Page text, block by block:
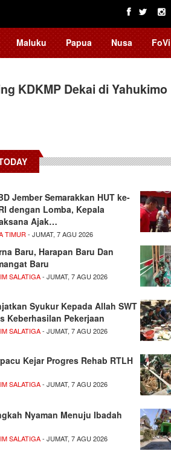
Maluku Papua Nusa FoVi
KDKMP Dekai di Yahukimo
Jember Semarakkan HUT ke-
dengan Lomba, Kepala
Ajak…
TIMUR - JUMAT, 7 AGU 2026
Baru, Harapan Baru Dan
Baru
SALATIGA- JUMAT, 7 AGU 2026
Syukur Kepada Allah SWT
Keberhasilan Pekerjaan
SALATIGA- JUMAT, 7 AGU 2026
Kejar Progres Rehab RTLH
SALATIGA- JUMAT, 7 AGU 2026
Nyaman Menuju Ibadah
SALATIGA- JUMAT, 7 AGU 2026